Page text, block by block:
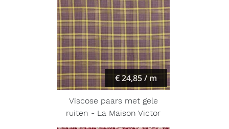
€ 24,85 / m
Viscose paars met gele
ruiten - La Maison Victor